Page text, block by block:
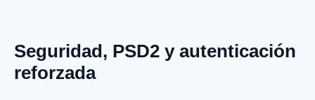
Seguridad, PSD2 y autenticación
reforzada